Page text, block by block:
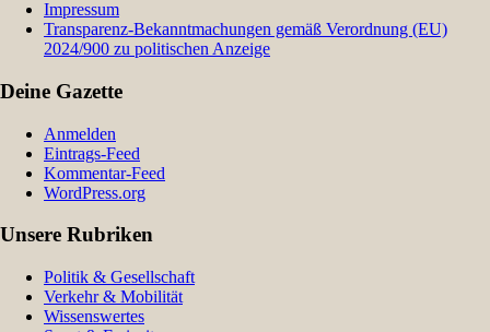
Impressum
Transparenz-Bekanntmachungen gemäß Verordnung (EU)
2024/900 zu politischen Anzeige
Deine Gazette
Anmelden
Eintrags-Feed
Kommentar-Feed
WordPress.org
Unsere Rubriken
Politik & Gesellschaft
Verkehr & Mobilität
Wissenswertes